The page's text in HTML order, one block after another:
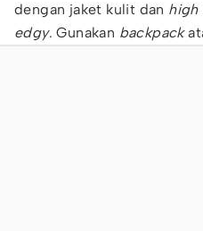
dengan jaket kulit dan high
edgy. Gunakan backpack